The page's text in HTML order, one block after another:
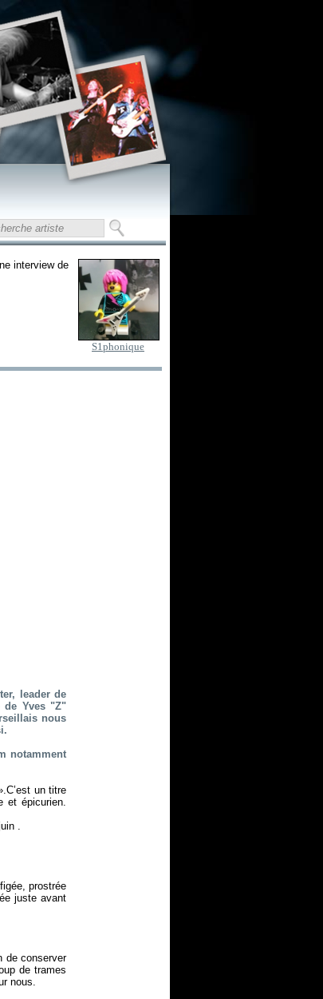
S1phonique
interview de
leader de
de Yves "Z"
nous
notamment
un titre
et épicurien.
.
prostrée
juste avant
de conserver
de trames
nous.